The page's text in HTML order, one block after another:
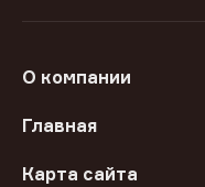
О компании
Главная
Карта сайта